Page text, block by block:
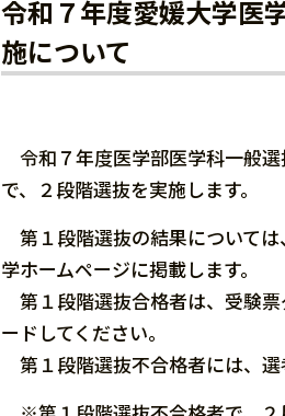
令和７年度愛媛大学医
施について
令和７年度医学部医学科一般
で、２段階選抜を実施します。
第１段階選抜の結果について
学ホームページに掲載します。
第１段階選抜合格者は、受験
ードしてください。
第１段階選抜不合格者には、選